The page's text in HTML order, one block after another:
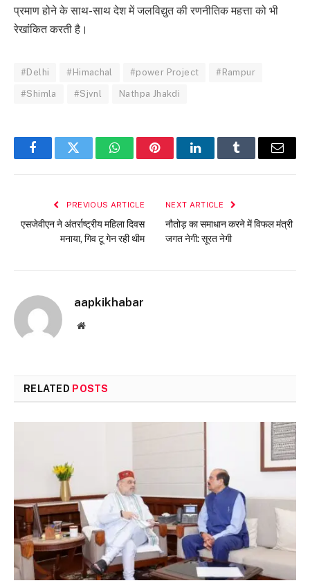
प्रमाण होने के साथ-साथ देश में जलविद्युत की रणनीतिक महत्ता को भी
रेखांकित करती है।
#Delhi #Himachal #power Project #Rampur
#Shimla #Sjvnl Nathpa Jhakdi
FacebookTwitter WhatsAppPinterestLinkedInTumblr Email
PREVIOUS ARTICLE
एसजेवीएन ने अंतर्राष्ट्रीय महिला दिवस
मनाया, गिव टू गेन रही थीम
NEXT ARTICLE
नौतोड़ का समाधान करने में विफल मंत्री
जगत नेगी: सूरत नेगी
aapkikhabar
Website
RELATED POSTS